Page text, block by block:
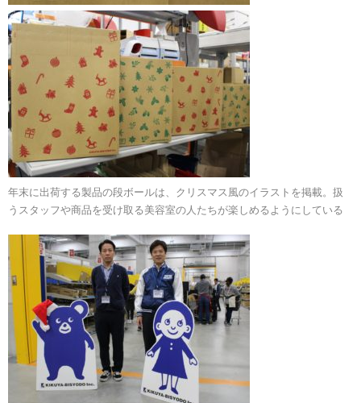
年末に出荷する製品の段ボールは、クリスマス風のイラストを掲載。扱
うスタッフや商品を受け取る美容室の人たちが楽しめるようにしている